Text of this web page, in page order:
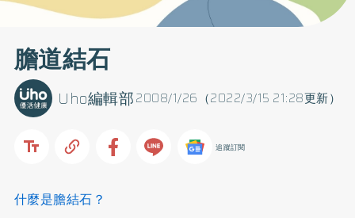
膽道結石
2008/1/26（2022/3/15 21:28更新）
Uho編輯部
追蹤訂閱
什麼是膽結石？